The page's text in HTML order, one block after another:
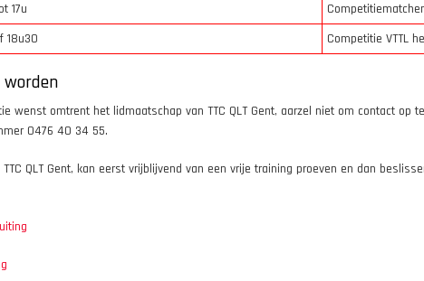
17u
18u30
Competitie VTTL
wenst omtrent het lidmaatschap van TTC QLT Gent, aarzel niet om contact op
0476 40 34 55.
QLT Gent, kan eerst vrijblijvend van een vrije training proeven en dan